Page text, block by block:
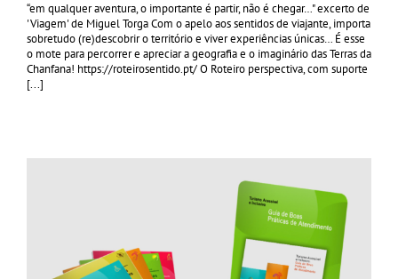
“em qualquer aventura, o importante é partir, não é chegar…" excerto de
'Viagem' de Miguel Torga Com o apelo aos sentidos de viajante, importa
sobretudo (re)descobrir o território e viver experiências únicas… É esse
o mote para percorrer e apreciar a geografia e o imaginário das Terras da
Chanfana! https://roteirosentido.pt/ O Roteiro perspectiva, com suporte
[...]